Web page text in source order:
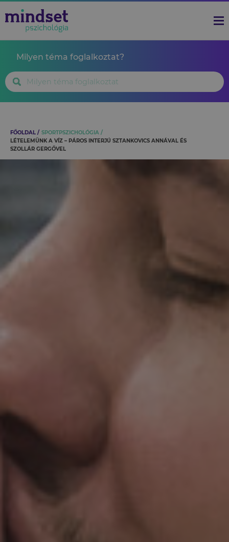
Milyen téma foglalkoztat?
FŐOLDAL
SPORTPSZICHOLÓGIA
LÉTELEMÜNK A VÍZ – PÁROS INTERJÚ SZTANKOVICS ANNÁVAL ÉS
SZOLLÁR GERGŐVEL